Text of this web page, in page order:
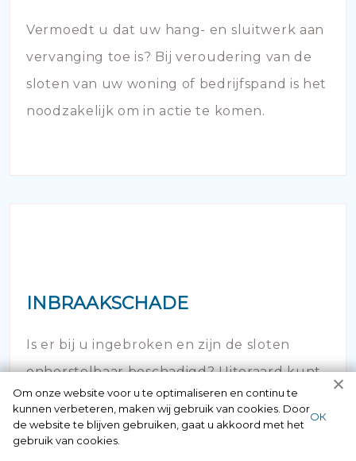
Vermoedt u dat uw hang- en sluitwerk aan
vervanging toe is? Bij veroudering van de
sloten van uw woning of bedrijfspand is het
noodzakelijk om in actie te komen.
INBRAAKSCHADE
Is er bij u ingebroken en zijn de sloten
onherstelbaar beschadigd? Uiteraard kunt
u hier 24/7 bij ons terecht.
Om onze website voor u te optimaliseren en continu te
kunnen verbeteren, maken wij gebruik van cookies. Door
de website te blijven gebruiken, gaat u akkoord met het
gebruik van cookies.
ОК